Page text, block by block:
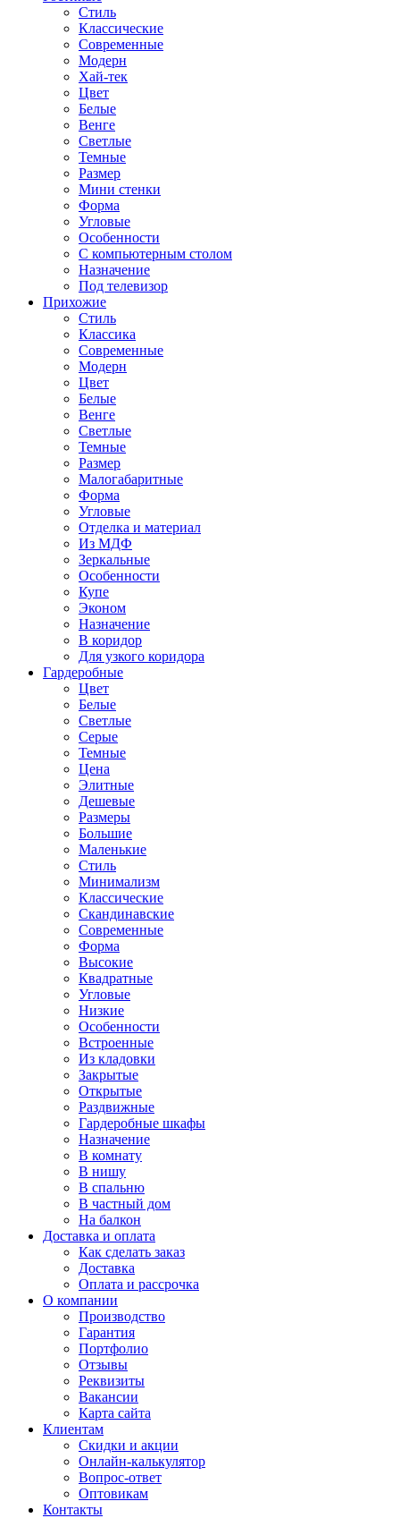
Стиль
Классические
Современные
Модерн
Хай-тек
Цвет
Белые
Венге
Светлые
Темные
Размер
Мини стенки
Форма
Угловые
Особенности
С компьютерным столом
Назначение
Под телевизор
Прихожие
Стиль
Классика
Современные
Модерн
Цвет
Белые
Венге
Светлые
Темные
Размер
Малогабаритные
Форма
Угловые
Отделка и материал
Из МДФ
Зеркальные
Особенности
Купе
Эконом
Назначение
В коридор
Для узкого коридора
Гардеробные
Цвет
Белые
Светлые
Серые
Темные
Цена
Элитные
Дешевые
Размеры
Большие
Маленькие
Стиль
Минимализм
Классические
Скандинавские
Современные
Форма
Высокие
Квадратные
Угловые
Низкие
Особенности
Встроенные
Из кладовки
Закрытые
Открытые
Раздвижные
Гардеробные шкафы
Назначение
В комнату
В нишу
В спальню
В частный дом
На балкон
Доставка и оплата
Как сделать заказ
Доставка
Оплата и рассрочка
О компании
Производство
Гарантия
Портфолио
Отзывы
Реквизиты
Вакансии
Карта сайта
Клиентам
Скидки и акции
Онлайн-калькулятор
Вопрос-ответ
Оптовикам
Контакты